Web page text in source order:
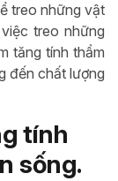
treo những vật
treo những
tăng tính thẩm
đến chất lượng
tính
sống.